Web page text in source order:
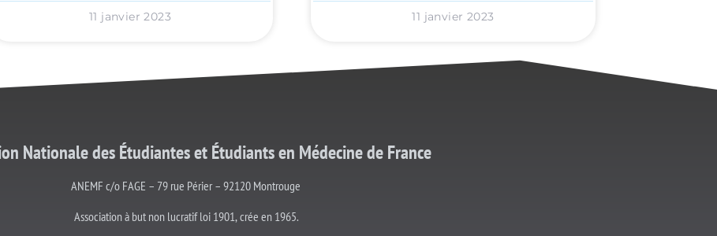
11 janvier 2023 11 janvier 2023
Nationale des Étudiantes etÉtudiantsen Médecine de France
ANEMF c/o FAGE – 79 rue Périer – 92120 Montrouge
Association à but non lucratif loi 1901, crée en 1965.